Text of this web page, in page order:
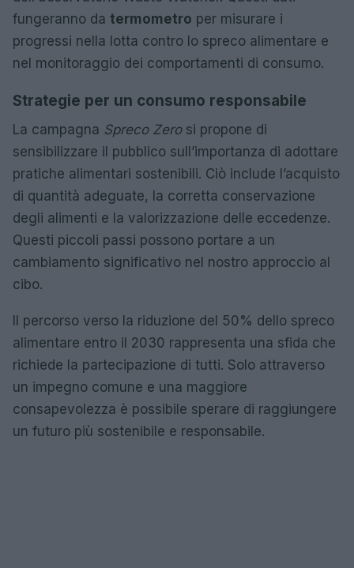
fungeranno da termometro per misurare i
progressi nella lotta contro lo spreco alimentare e
nel monitoraggio dei comportamenti di consumo.
Strategie per un consumo responsabile
La campagna Spreco Zerosi propone di
sensibilizzare il pubblico sull’importanza di adottare
pratiche alimentari sostenibili. Ciò include l’acquisto
di quantità adeguate, la corretta conservazione
degli alimenti e la valorizzazione delle eccedenze.
Questi piccoli passi possono portare a un
cambiamento significativo nel nostro approccio al
cibo.
Il percorso verso la riduzione del 50% dello spreco
alimentare entro il 2030 rappresenta una sfida che
richiede la partecipazione di tutti. Solo attraverso
un impegno comune e una maggiore
consapevolezza è possibile sperare di raggiungere
un futuro più sostenibile e responsabile.